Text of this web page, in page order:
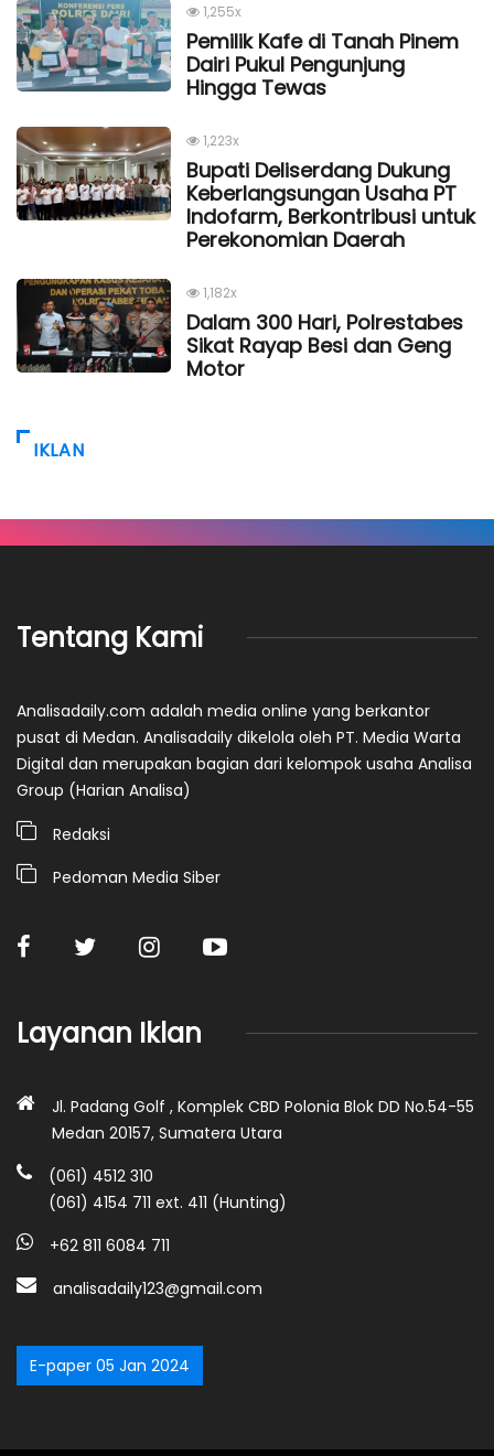
1,255x
Pemilik Kafe di Tanah Pinem
Dairi Pukul Pengunjung
Hingga Tewas
1,223x
Bupati Deliserdang Dukung
Keberlangsungan Usaha PT
Indofarm, Berkontribusi untuk
Perekonomian Daerah
1,182x
Dalam 300 Hari, Polrestabes
Sikat Rayap Besi dan Geng
Motor
IKLAN
Tentang Kami
Analisadaily.com adalah media online yang berkantor
pusat di Medan. Analisadaily dikelola oleh PT. Media Warta
Digital dan merupakan bagian dari kelompok usaha Analisa
Group (Harian Analisa)
Redaksi
Pedoman Media Siber
Layanan Iklan
Jl. Padang Golf , Komplek CBD Polonia Blok DD No.54-55
Medan 20157, Sumatera Utara
(061) 4512 310
(061) 4154 711 ext. 411 (Hunting)
+62 811 6084 711
analisadaily123@gmail.com
E-paper 05 Jan 2024